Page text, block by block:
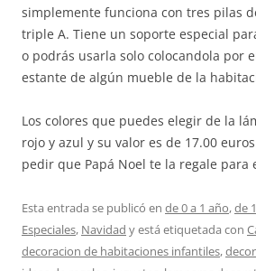
simplemente funciona con tres pilas
triple A. Tiene un soporte especial
o podrás usarla solo colocandola por
estante de algún mueble de la
Los colores que puedes elegir de la
rojo y azul y su valor es de 17.00
pedir que Papá Noel te la regale para
Esta entrada se publicó en de 0 a 1 año,de
Especiales, Navidad y está etiquetada con
decoracion de habitaciones infantiles,